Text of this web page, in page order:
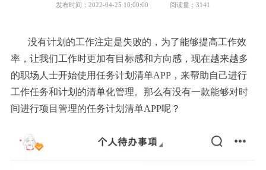
发布时间：2022-04-25 10:00:00 阅读量：3141
没有计划的工作注定是失败的，为了能够提高工作效
率，让我们工作时更加有目标感和方向感，现在越来越多
的职场人士开始使用任务计划清单APP，来帮助自己进行
工作任务和计划的清单化管理。那么有没有一款能够对时
间进行项目管理的任务计划清单APP呢？